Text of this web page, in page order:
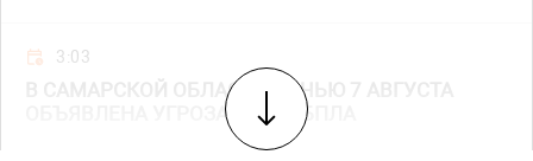
3:03
В САМАРСКОЙ ОБЛАСТИ НОЧЬЮ 7 АВГУСТА
ОБЪЯВЛЕНА УГРОЗА АТАКИ БПЛА